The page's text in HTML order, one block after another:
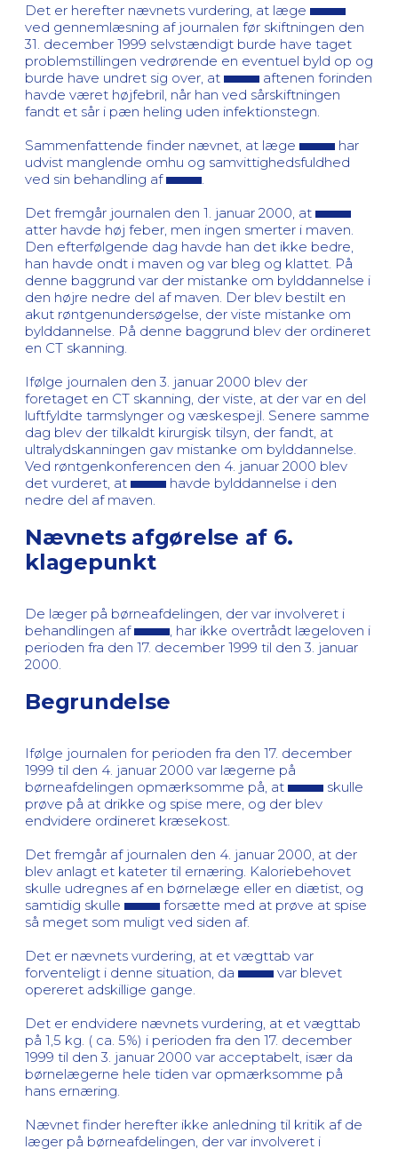
Det er herefter nævnets vurdering, at læge
ved gennemlæsning af journalen før skiftningen den
31. december 1999 selvstændigt burde have taget
problemstillingen vedrørende en eventuel byld op og
burde have undret sig over, at
aftenen forinden
havde været højfebril, når han ved sårskiftningen
fandt et sår i pæn heling uden infektionstegn.
Sammenfattende finder nævnet, at læge
har
udvist manglende omhu og samvittighedsfuldhed
ved sin behandling af
Det fremgår journalen den 1. januar 2000, at
atter havde høj feber, men ingen smerter i maven.
Den efterfølgende dag havde han det ikke bedre,
han havde ondt i maven og var bleg og klattet. På
denne baggrund var der mistanke om bylddannelse i
den højre nedre del af maven. Der blev bestilt en
akut røntgenundersøgelse, der viste mistanke om
bylddannelse. På denne baggrund blev der ordineret
en CT skanning.
Ifølge journalen den 3. januar 2000 blev der
foretaget en CT skanning, der viste, at der var en del
luftfyldte tarmslynger og væskespejl. Senere samme
dag blev der tilkaldt kirurgisk tilsyn, der fandt, at
ultralydskanningen gav mistanke om bylddannelse.
Ved røntgenkonferencen den 4. januar 2000 blev
det vurderet, at
havde bylddannelse i den
nedre del af maven.
Nævnets afgørelse af 6.
klagepunkt
De læger på børneafdelingen, der var involveret i
behandlingen af
, har ikke overtrådt lægeloven i
perioden fra den 17. december 1999 til den 3. januar
2000.
Begrundelse
Ifølge journalen for perioden fra den 17. december
1999 til den 4. januar 2000 var lægerne på
børneafdelingen opmærksomme på, at
skulle
prøve på at drikke og spise mere, og der blev
endvidere ordineret kræsekost.
Det fremgår af journalen den 4. januar 2000, at der
blev anlagt et kateter til ernæring. Kaloriebehovet
skulle udregnes af en børnelæge eller en diætist, og
samtidig skulle
forsætte med at prøve at spise
så meget som muligt ved siden af.
Det er nævnets vurdering, at et vægttab var
forventeligt i denne situation, da
var blevet
opereret adskillige gange.
Det er endvidere nævnets vurdering, at et vægttab
på 1,5 kg. ( ca. 5%) i perioden fra den 17. december
1999 til den 3. januar 2000 var acceptabelt, især da
børnelægerne hele tiden var opmærksomme på
hans ernæring.
Nævnet finder herefter ikke anledning til kritik af de
læger på børneafdelingen, der var involveret i